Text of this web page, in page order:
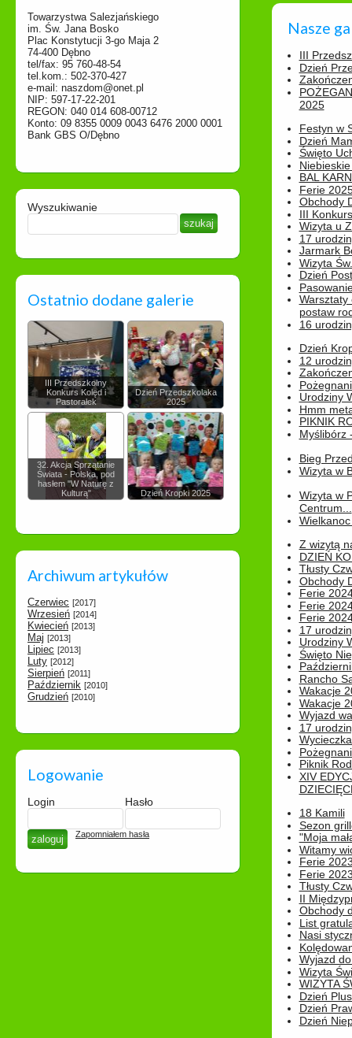
Towarzystwa Salezjańskiego
im. Św. Jana Bosko
Plac Konstytucji 3-go Maja 2
74-400 Dębno
tel/fax: 95 760-48-54
tel.kom.: 502-370-427
e-mail: naszdom@onet.pl
NIP: 597-17-22-201
REGON: 040 014 608-00712
Konto: 09 8355 0009 0043 6476 2000 0001
Bank GBS O/Dębno
Wyszukiwanie
Ostatnio dodane galerie
III Przedszkolny
Konkurs Kolęd i
Pastorałek
Dzień Przedszkolaka
2025
32. Akcja Sprzątanie
Świata - Polska, pod
hasłem "W Naturę z
Kulturą"
Dzień Kropki 2025
Archiwum artykułów
Czerwiec [2017]
Wrzesień [2014]
Kwiecień [2013]
Maj [2013]
Lipiec [2013]
Luty [2012]
Sierpień [2011]
Październik [2010]
Grudzień [2010]
Logowanie
Login Hasło
Zapomniałem hasła
Nasze
III
Dzień
2025
Festyn w
Dzień
Święto
BAL
Ferie
Obchody
III
Wizyta u
17
Jarmark
Wizyta
Dzień
Warsztaty
postaw
16
Dzień
12
Urodziny
Hmm
PIKNIK
Myślibórz
Bieg
Wizyta w
Wizyta w
Centrum...
Z wizytą
DZIEŃ
Tłusty
Obchody
Ferie
Ferie
Ferie
17
Urodziny
Święto
Rancho
Wakacje
Wakacje
Wyjazd
17
Piknik
XIV
18 Kamili
Sezon
"Moja
Witamy
Ferie
Ferie
Tłusty
II
Obchody
List
Nasi
Wyjazd
Wizyta
WIZYTA
Dzień
Dzień
Dzień